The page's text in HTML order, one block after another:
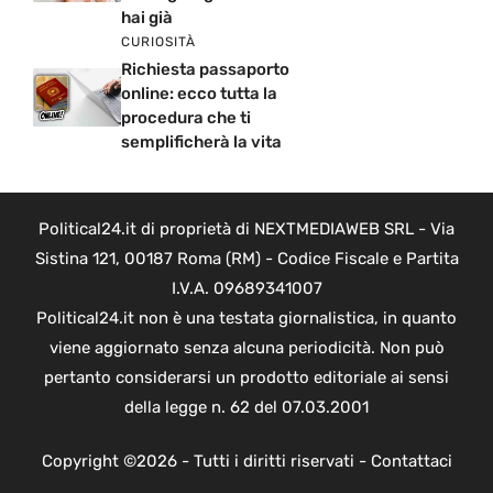
hai già
CURIOSITÀ
Richiesta passaporto
online: ecco tutta la
procedura che ti
semplificherà la vita
Political24.it di proprietà di NEXTMEDIAWEB SRL - Via
Sistina 121, 00187 Roma (RM) - Codice Fiscale e Partita
I.V.A. 09689341007
Political24.it non è una testata giornalistica, in quanto
viene aggiornato senza alcuna periodicità. Non può
pertanto considerarsi un prodotto editoriale ai sensi
della legge n. 62 del 07.03.2001
Copyright ©2026 - Tutti i diritti riservati - Contattaci